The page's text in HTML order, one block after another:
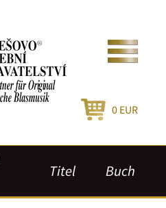
0 EUR
Titel Buch